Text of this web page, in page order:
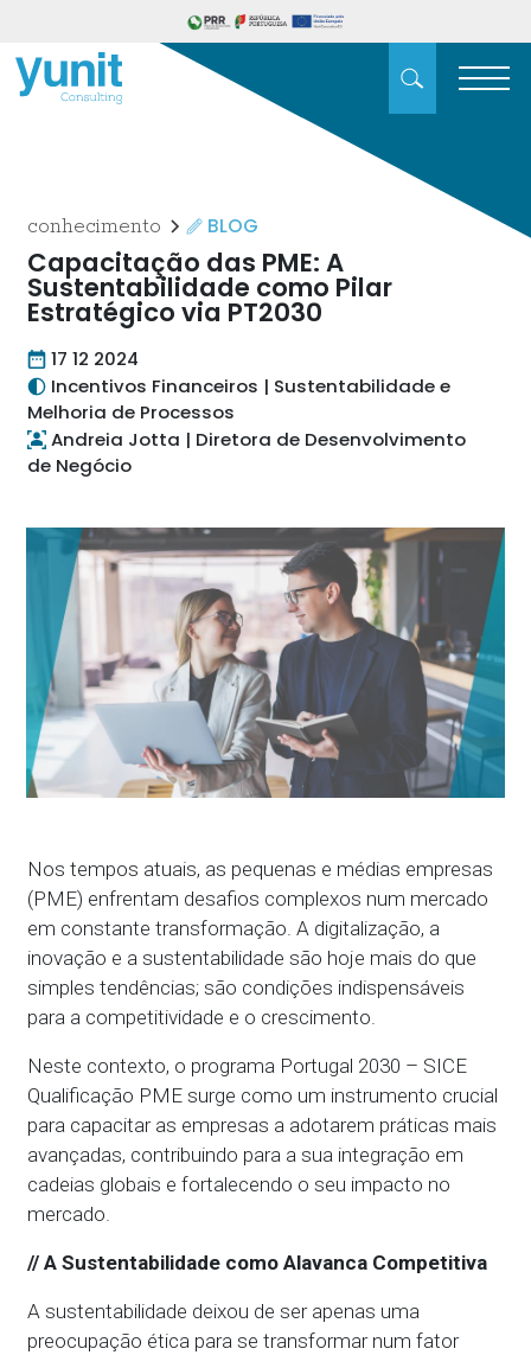
conhecimento BLOG
Capacitação das PME: A
Sustentabilidade como Pilar
Estratégico via PT2030
17 12 2024
Incentivos Financeiros | Sustentabilidade e
Melhoria de Processos
Andreia Jotta | Diretora de Desenvolvimento
de Negócio
Nos tempos atuais, as pequenas e médias empresas
(PME) enfrentam desafios complexos num mercado
em constante transformação. A digitalização, a
inovação e a sustentabilidade são hoje mais do que
simples tendências; são condições indispensáveis
para a competitividade e o crescimento.
Neste contexto, o programa Portugal 2030 – SICE
Qualificação PME surge como um instrumento crucial
para capacitar as empresas a adotarem práticas mais
avançadas, contribuindo para a sua integração em
cadeias globais e fortalecendo o seu impacto no
mercado.
// A Sustentabilidade como Alavanca Competitiva
A sustentabilidade deixou de ser apenas uma
preocupação ética para se transformar num fator